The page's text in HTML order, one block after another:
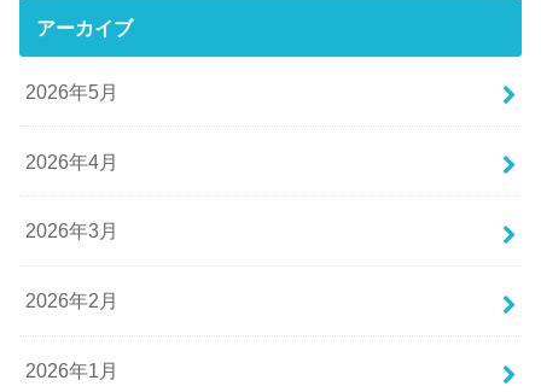
アーカイブ
2026年5月
2026年4月
2026年3月
2026年2月
2026年1月